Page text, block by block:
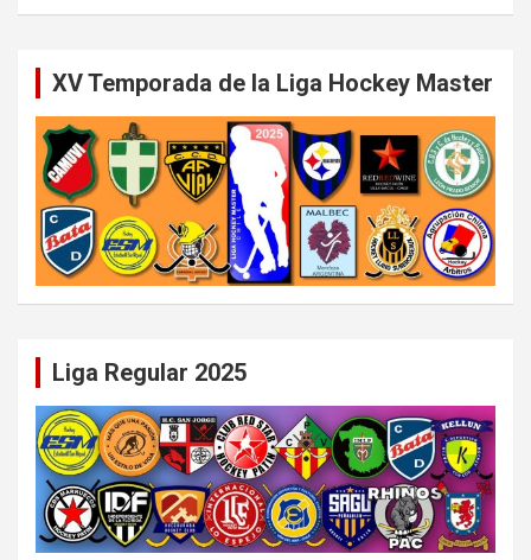
XV Temporada de la Liga Hockey Master
Liga Regular 2025